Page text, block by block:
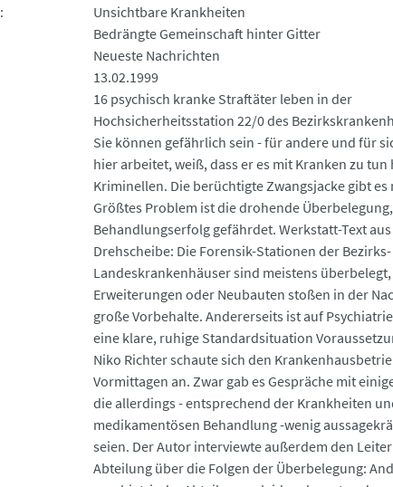
Unsichtbare Krankheiten
Bedrängte Gemeinschaft hinter Gitter
Neueste Nachrichten
13.02.1999
16 psychisch kranke Straftäter leben in der
Hochsicherheitsstation 22/0 des
Sie können gefährlich sein - für andere und für
hier arbeitet, weiß, dass er es mit Kranken zu
Kriminellen. Die berüchtigte Zwangsjacke gibt es
Größtes Problem ist die drohende
Behandlungserfolg gefährdet. Werkstatt-Text aus der
Drehscheibe: Die Forensik-Stationen der Bezirks- bzw.
Landeskrankenhäuser sind meistens
Erweiterungen oder Neubauten stoßen in der
große Vorbehalte. Andererseits ist auf
eine klare, ruhige Standardsituation
Niko Richter schaute sich den
Vormittagen an. Zwar gab es Gespräche mit
die allerdings - entsprechend der Krankheiten
medikamentösen Behandlung -wenig
seien. Der Autor interviewte außerdem den
Abteilung über die Folgen der Überbelegung: